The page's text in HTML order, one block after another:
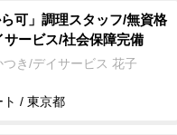
ら可」調理スタッフ/無資格
ービス/社会保障完備
き/デイサービス 花子
ト / 東京都